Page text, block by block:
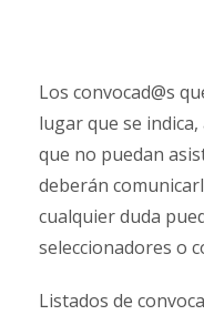
Los convocad@s
lugar que se
que no puedan
deberán
cualquier duda
seleccionadores o
Listados de